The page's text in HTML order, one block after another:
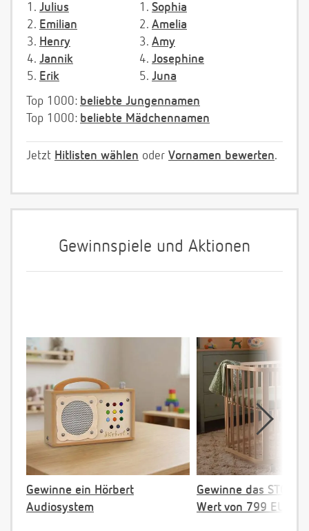
1. Julius
2. Emilian
3. Henry
4. Jannik
5. Erik
1. Sophia
2. Amelia
3. Amy
4. Josephine
5. Juna
Top 1000: beliebte Jungennamen
Top 1000: beliebte Mädchennamen
Jetzt Hitlisten wählen oder Vornamen bewerten.
Gewinnspiele und Aktionen
Gewinne ein Hörbert
Audiosystem
Gewinne das
Wert von 799 EUR